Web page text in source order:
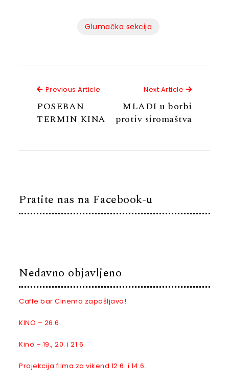
Glumačka sekcija
Previous Article Previous Article
POSEBAN
TERMIN KINA
Next Article Next
MLADI u borbi
protiv siromaštva
Pratite nas na Facebook-u
Nedavno objavljeno
Caffe bar Cinema zapošljava!
KINO – 26.6.
Kino – 19., 20. i 21.6.
Projekcija filma za vikend 12.6. i 14.6.